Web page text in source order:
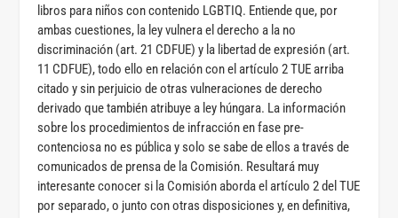
libros para niños con contenido LGBTIQ. Entiende que, por
ambas cuestiones, la ley vulnera el derecho a la no
discriminación (art. 21 CDFUE) y la libertad de expresión (art.
11 CDFUE), todo ello en relación con el artículo 2 TUE arriba
citado y sin perjuicio de otras vulneraciones de derecho
derivado que también atribuye a ley húngara. La información
sobre los procedimientos de infracción en fase pre-
contenciosa no es pública y solo se sabe de ellos a través de
comunicados de prensa de la Comisión. Resultará muy
interesante conocer si la Comisión aborda el artículo 2 del TUE
por separado, o junto con otras disposiciones y, en definitiva,